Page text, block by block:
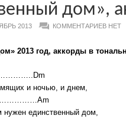
дом»,
2013 КОММЕНТАРИЕВ НЕТ
2013 год, аккорды в
и ночью, и днем,
нужен единственный дом,